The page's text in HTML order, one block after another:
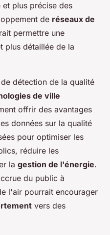
et plus précise des
de réseaux de
permettre une
plus détaillée de la
détection de la qualité
de ville
offrir des avantages
données sur la qualité
pour optimiser les
réduire les
la gestion de l'énergie.
du public à
l'air pourrait encourager
vers des